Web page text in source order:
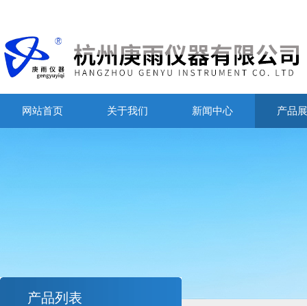
网站首页 关于我们 新闻中心 产品
产品列表